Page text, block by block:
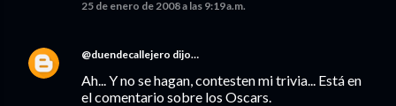
25 de enero de 2008 a las 9:19 a.m.
@duendecallejero dijo…
Ah... Y no se hagan, contesten mi trivia... Está en
el comentario sobre los Oscars.